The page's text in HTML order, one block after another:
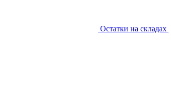
Остатки на складах